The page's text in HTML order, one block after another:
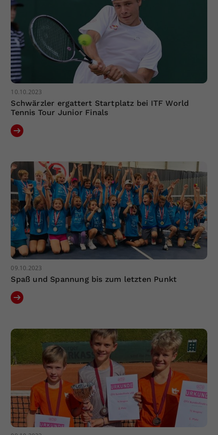
10.10.2023
Schwärzler ergattert Startplatz bei ITF World
Tennis Tour Junior Finals
09.10.2023
Spaß und Spannung bis zum letzten Punkt